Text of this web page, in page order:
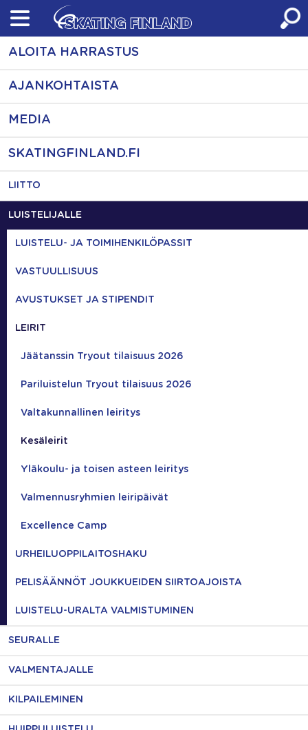
Skip
content
ALOITA HARRASTUS
AJANKOHTAISTA
MEDIA
SKATINGFINLAND.FI
LIITTO
LUISTELIJALLE
LUISTELU- JA TOIMIHENKILÖPASSIT
VASTUULLISUUS
AVUSTUKSET JA STIPENDIT
LEIRIT
Jäätanssin Tryout tilaisuus 2026
Pariluistelun Tryout tilaisuus 2026
Valtakunnallinen leiritys
Kesäleirit
Yläkoulu- ja toisen asteen leiritys
Valmennusryhmien leiripäivät
Excellence Camp
URHEILUOPPILAITOSHAKU
PELISÄÄNNÖT JOUKKUEIDEN SIIRTOAJOISTA
LUISTELU-URALTA VALMISTUMINEN
SEURALLE
VALMENTAJALLE
KILPAILEMINEN